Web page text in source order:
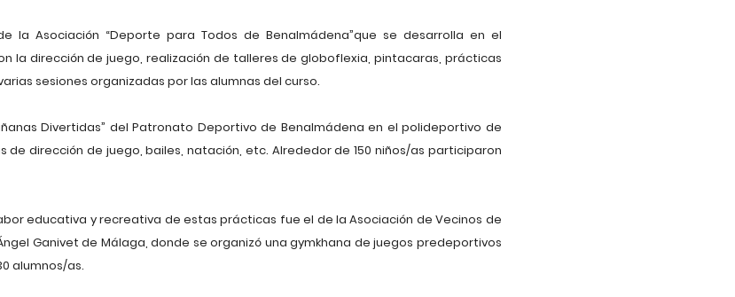
la Asociación “Deporte para Todos de Benalmádena”que se desarrolla en el
la dirección de juego, realización de talleres de globoflexia, pintacaras, prácticas
sesiones organizadas por las alumnas del curso.
Divertidas” del Patronato Deportivo de Benalmádena en el polideportivo de
dirección de juego, bailes, natación, etc. Alrededor de 150 niños/as participaron
educativa y recreativa de estas prácticas fue el de la Asociación de Vecinos de
Ganivet de Málaga, donde se organizó una gymkhana de juegos predeportivos
alumnos/as.